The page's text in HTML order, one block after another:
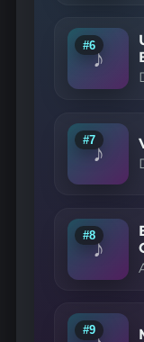
♪
#6
♪
#7
♪
#8
#9